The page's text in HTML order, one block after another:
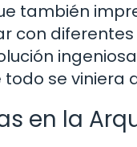
también
con
se viniera
en la